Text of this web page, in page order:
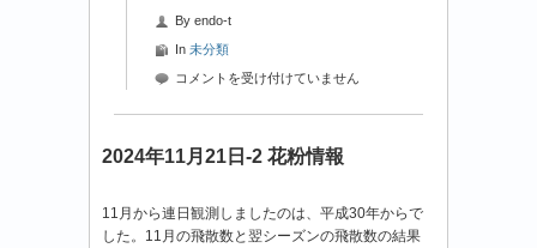
By endo-t
In 未分類
2024
21
花
粉
コメントを受け付けていません
2024年11月21日-2 花粉情報
11月から連日観測しましたのは、平成30年からで
した。11月の飛散数と翌シーズンの飛散数の結果